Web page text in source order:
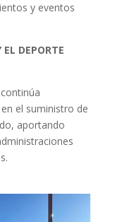
y eventos
DEPORTE
el suministro de
aportando